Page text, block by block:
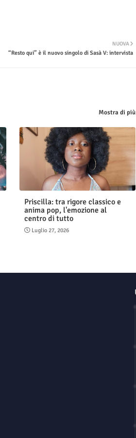
NUOVA
“Resto qui” è il nuovo singolo di Sasà V: intervista
Mostra di più
Priscilla: tra rigore classico e
anima pop, l'emozione al
centro di tutto
Luglio 27, 2026